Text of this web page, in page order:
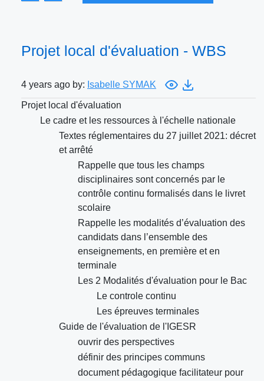
Projet local d'évaluation - WBS
4 years ago by: Isabelle SYMAK
Projet local d'évaluation
Le cadre et les ressources à l'échelle nationale
Textes réglementaires du 27 juillet 2021: décret
et arrêté
Rappelle que tous les champs
disciplinaires sont concernés par le
contrôle continu formalisés dans le livret
scolaire
Rappelle les modalités d’évaluation des
candidats dans l’ensemble des
enseignements, en première et en
terminale
Les 2 Modalités d'évaluation pour le Bac
Le controle continu
Les épreuves terminales
Guide de l'évaluation de l'IGESR
ouvrir des perspectives
définir des principes communs
document pédagogique facilitateur pour